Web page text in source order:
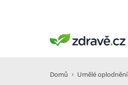
Domů Umělé oplodnění